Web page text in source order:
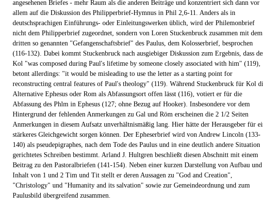
angesehenen Briefes - mehr Raum als die anderen Beiträge und konzentriert sich dann vor
allem auf die Diskussion des Philipperbrief-Hymnus in Phil 2,6-11. Anders als in
deutschsprachigen Einführungs- oder Einleitungswerken üblich, wird der Philemonbrief
nicht dem Philipperbrief zugeordnet, sondern von Loren Stuckenbruck zusammen mit dem
dritten so genannten "Gefangenschaftsbrief" des Paulus, dem Kolosserbrief, besprochen
(116-132). Dabei kommt Stuckenbruck nach ausgiebiger Diskussion zum Ergebnis, dass
Kol "was composed during Paul's lifetime by someone closely associated with him" (119),
betont allerdings: "it would be misleading to use the letter as a starting point for
reconstructing central features of Paul's theology" (119). Während Stuckenbruck für Kol
Alternative Ephesus oder Rom als Abfassungsort offen lässt (116), votiert er für die
Abfassung des Phlm in Ephesus (127; ohne Bezug auf Hooker). Insbesondere vor dem
Hintergrund der fehlenden Anmerkungen zu Gal und Röm erscheinen die 2 1/2 Seiten
Anmerkungen in diesem Aufsatz unverhältnismäßig lang. Hier hätte der Herausgeber für
stärkeres Gleichgewicht sorgen können. Der Epheserbrief wird von Andrew Lincoln (133-
140) als pseudepigraphes, nach dem Tode des Paulus und in eine deutlich andere Situation
gerichtetes Schreiben bestimmt. Arland J. Hultgren beschließt diesen Abschnitt mit einem
Beitrag zu den Pastoralbriefen (141-154). Neben einer kurzen Darstellung von Aufbau und
Inhalt von 1 und 2 Tim und Tit stellt er deren Aussagen zu "God and Creation",
"Christology" und "Humanity and its salvation" sowie zur Gemeindeordnung und zum
Paulusbild übergreifend zusammen.